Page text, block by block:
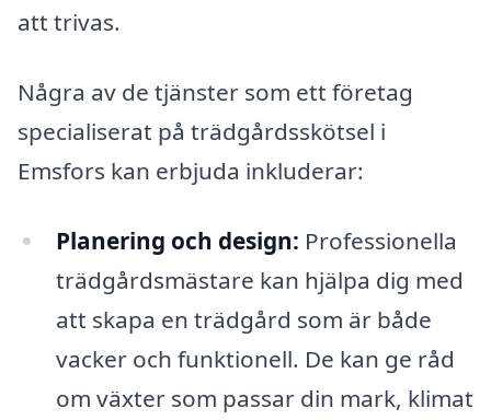
att trivas.
Några av de tjänster som ett företag
specialiserat på trädgårdsskötsel i
Emsfors kan erbjuda inkluderar:
Planering och design: Professionella
trädgårdsmästare kan hjälpa dig med
att skapa en trädgård som är både
vacker och funktionell. De kan ge råd
om växter som passar din mark, klimat